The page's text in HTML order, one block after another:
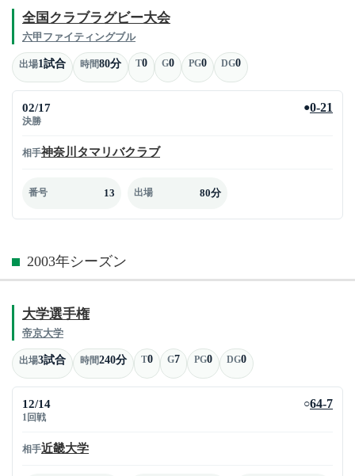
全国クラブラグビー大会
六甲ファイティングブル
出場1試合 時間80分 T0 G0 PG0 DG0
02/17
決勝
●0-21
相手神奈川タマリバクラブ
番号 13 出場 80分
2003年シーズン
大学選手権
帝京大学
出場3試合 時間240分 T0 G7 PG0 DG0
12/14
1回戦
○64-7
相手近畿大学